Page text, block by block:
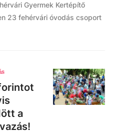
Gyermek Kertépítő
23 fehérvári óvodás csoport
a